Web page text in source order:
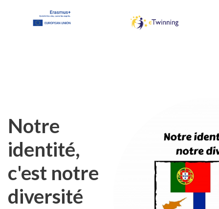
Notre
identité,
c'est notre
diversité